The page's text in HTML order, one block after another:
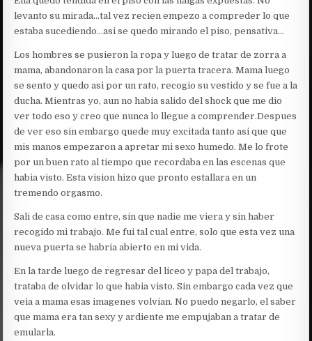
levanto su mirada…tal vez recien empezo a compreder lo que
estaba sucediendo…asi se quedo mirando el piso, pensativa…
Los hombres se pusieron la ropa y luego de tratar de zorra a
mama, abandonaron la casa por la puerta tracera. Mama luego
se sento y quedo asi por un rato, recogio su vestido y se fue a la
ducha. Mientras yo, aun no habia salido del shock que me dio
ver todo eso y creo que nunca lo llegue a comprender.Despues
de ver eso sin embargo quede muy excitada tanto asi que que
mis manos empezaron a apretar mi sexo humedo. Me lo frote
por un buen rato al tiempo que recordaba en las escenas que
habia visto. Esta vision hizo que pronto estallara en un
tremendo orgasmo.
Sali de casa como entre, sin que nadie me viera y sin haber
recogido mi trabajo. Me fui tal cual entre, solo que esta vez una
nueva puerta se habria abierto en mi vida.
En la tarde luego de regresar del liceo y papa del trabajo,
trataba de olvidar lo que habia visto. Sin embargo cada vez que
veia a mama esas imagenes volvian. No puedo negarlo, el saber
que mama era tan sexy y ardiente me empujaban a tratar de
emularla.